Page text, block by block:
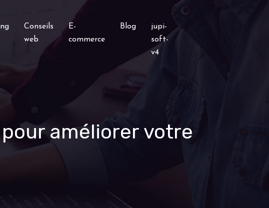
Conseils
web
E-
commerce
Blog
jupi-
soft-
v4
améliorer votre